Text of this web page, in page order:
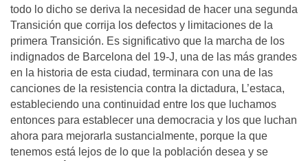
todo lo dicho se deriva la necesidad de hacer una segunda
Transición que corrija los defectos y limitaciones de la
primera Transición. Es significativo que la marcha de los
indignados de Barcelona del 19-J, una de las más grandes
en la historia de esta ciudad, terminara con una de las
canciones de la resistencia contra la dictadura, L’estaca,
estableciendo una continuidad entre los que luchamos
entonces para establecer una democracia y los que luchan
ahora para mejorarla sustancialmente, porque la que
tenemos está lejos de lo que la población desea y se